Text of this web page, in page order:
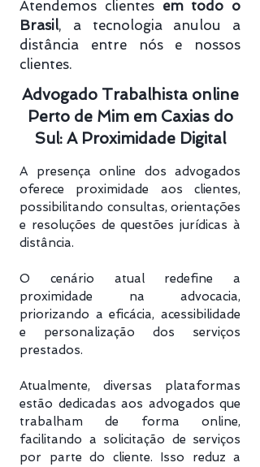
Atendemos clientes em todo o
Brasil, a tecnologia anulou a
distância entre nós e nossos
clientes.
Advogado Trabalhista online
Perto de Mim em Caxias do
Sul: A Proximidade Digital
A presença online dos advogados
oferece proximidade aos clientes,
possibilitando consultas, orientações
e resoluções de questões jurídicas à
distância.
O cenário atual redefine a
proximidade na advocacia,
priorizando a eficácia, acessibilidade
e personalização dos serviços
prestados.
Atualmente, diversas plataformas
estão dedicadas aos advogados que
trabalham de forma online,
facilitando a solicitação de serviços
por parte do cliente. Isso reduz a